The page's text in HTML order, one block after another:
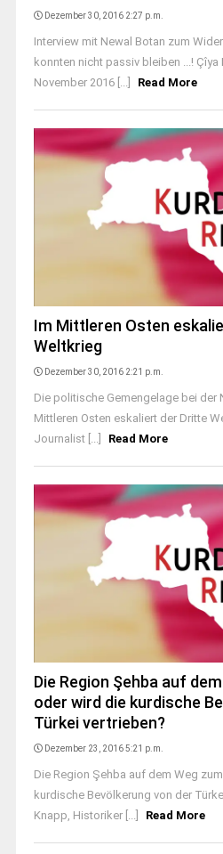
Dezember 30, 2016 2:27 p.m.
Interview mit Newal Botan zum
konnten nicht passiv bleiben ...! Çîya
November 2016 [...]
Read More
Im Mittleren Osten
Weltkrieg
Dezember 30, 2016 2:21 p.m.
Die politische Gemengelage bei der
Mittleren Osten eskaliert der Dritte
Journalist [...]
Read More
Die Region Şehba auf
oder wird die kurdische
Türkei vertrieben?
Dezember 23, 2016 5:21 p.m.
Die Region Şehba auf dem Weg
kurdische Bevölkerung von der
Knapp, Historiker [...]
Read More